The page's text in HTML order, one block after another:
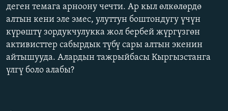
деген темага арноону чечти. Ар кыл өлкөлөрдө
алтын кени эле эмес, улуттун боштондугу үчүн
күрөштү зордукчулукка жол бербей жүргүзгөн
активисттер сабырдык түбү сары алтын экенин
айтышууда. Алардын тажрыйбасы Кыргызстанга
үлгү боло алабы?